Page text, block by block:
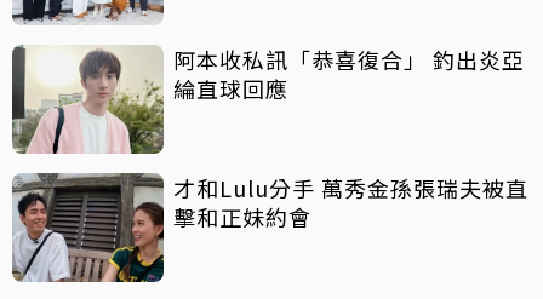
阿本收私訊「恭喜復合」 釣出炎亞
綸直球回應
才和Lulu分手 萬秀金孫張瑞夫被直
擊和正妹約會